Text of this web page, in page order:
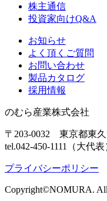
株主通信
投資家向けQ&A
お知らせ
よく頂くご質問
お問い合わせ
製品カタログ
採用情報
のむら産業株式会社
〒203-0032 東京都東
tel.042-450-1111（大代表
プライバシーポリシー
Copyright©NOMURA. All